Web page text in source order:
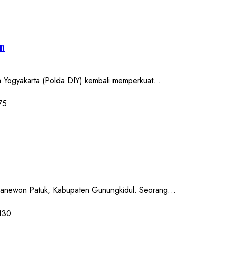
(Polda DIY) kembali memperkuat...
Patuk, Kabupaten Gunungkidul. Seorang...